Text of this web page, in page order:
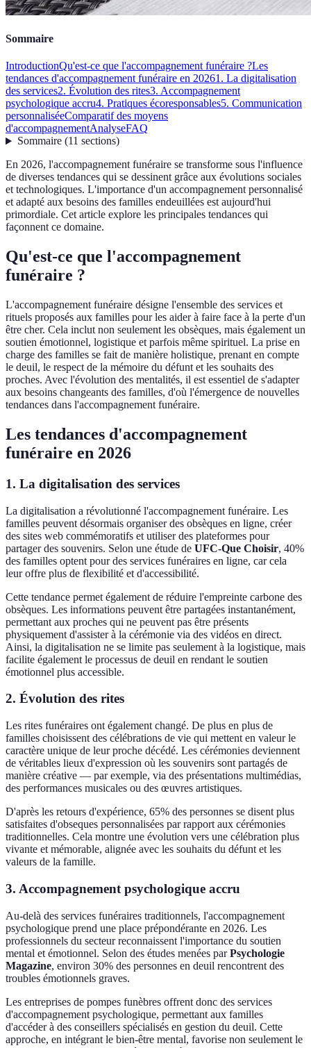
Sommaire
IntroductionQu'est-ce que l'accompagnement funéraire ?Les
tendances d'accompagnement funéraire en 20261. La digitalisation
des services2. Évolution des rites3. Accompagnement
psychologique accru4. Pratiques écoresponsables5. Communication
personnaliséeComparatif des moyens
d'accompagnementAnalyseFAQ
Sommaire(11 sections)
En 2026, l'accompagnement funéraire se transforme sous l'influence
de diverses tendances qui se dessinent grâce aux évolutions sociales
et technologiques. L'importance d'un accompagnement personnalisé
et adapté aux besoins des familles endeuillées est aujourd'hui
primordiale. Cet article explore les principales tendances qui
façonnent ce domaine.
Qu'est-ce que l'accompagnement
funéraire ?
L'accompagnement funéraire désigne l'ensemble des services et
rituels proposés aux familles pour les aider à faire face à la perte d'un
être cher. Cela inclut non seulement les obsèques, mais également un
soutien émotionnel, logistique et parfois même spirituel. La prise en
charge des familles se fait de manière holistique, prenant en compte
le deuil, le respect de la mémoire du défunt et les souhaits des
proches. Avec l'évolution des mentalités, il est essentiel de s'adapter
aux besoins changeants des familles, d'où l'émergence de nouvelles
tendances dans l'accompagnement funéraire.
Les tendances d'accompagnement
funéraire en 2026
1. La digitalisation des services
La digitalisation a révolutionné l'accompagnement funéraire. Les
familles peuvent désormais organiser des obsèques en ligne, créer
des sites web commémoratifs et utiliser des plateformes pour
partager des souvenirs. Selon une étude de UFC-Que Choisir, 40%
des familles optent pour des services funéraires en ligne, car cela
leur offre plus de flexibilité et d'accessibilité.
Cette tendance permet également de réduire l'empreinte carbone des
obsèques. Les informations peuvent être partagées instantanément,
permettant aux proches qui ne peuvent pas être présents
physiquement d'assister à la cérémonie via des vidéos en direct.
Ainsi, la digitalisation ne se limite pas seulement à la logistique, mais
facilite également le processus de deuil en rendant le soutien
émotionnel plus accessible.
2. Évolution des rites
Les rites funéraires ont également changé. De plus en plus de
familles choisissent des célébrations de vie qui mettent en valeur le
caractère unique de leur proche décédé. Les cérémonies deviennent
de véritables lieux d'expression où les souvenirs sont partagés de
manière créative — par exemple, via des présentations multimédias,
des performances musicales ou des œuvres artistiques.
D'après les retours d'expérience, 65% des personnes se disent plus
satisfaites d'obseques personnalisées par rapport aux cérémonies
traditionnelles. Cela montre une évolution vers une célébration plus
vivante et mémorable, alignée avec les souhaits du défunt et les
valeurs de la famille.
3. Accompagnement psychologique accru
Au-delà des services funéraires traditionnels, l'accompagnement
psychologique prend une place prépondérante en 2026. Les
professionnels du secteur reconnaissent l'importance du soutien
mental et émotionnel. Selon des études menées parPsychologie
Magazine, environ 30% des personnes en deuil rencontrent des
troubles émotionnels graves.
Les entreprises de pompes funèbres offrent donc des services
d'accompagnement psychologique, permettant aux familles
d'accéder à des conseillers spécialisés en gestion du deuil. Cette
approche, en intégrant le bien-être mental, favorise non seulement le